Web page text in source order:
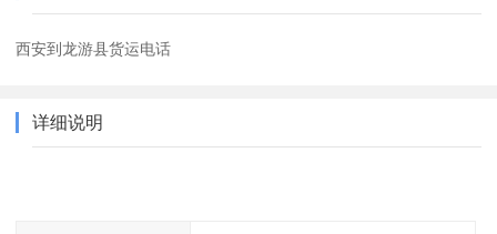
西安到龙游县货运电话
详细说明